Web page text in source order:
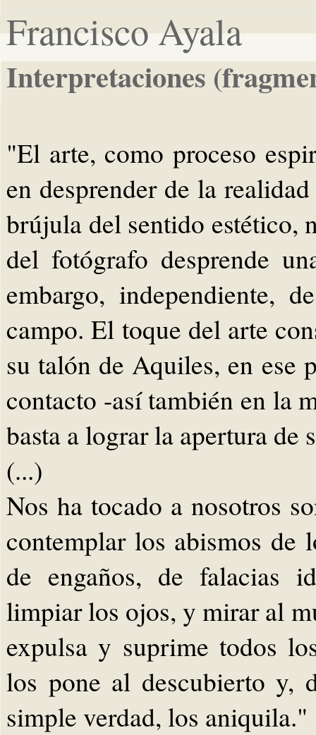
Francisco Ayala
Interpretaciones
"El arte, como proceso
en desprender de la
brújula del sentido estético,
del fotógrafo desprende
embargo, independiente,
campo. El toque del arte
su talón de Aquiles, en ese
contacto -así también en la
basta a lograr la apertura de
(...)
Nos ha tocado a nosotros
contemplar los abismos de
de engaños, de falacias
limpiar los ojos, y mirar al
expulsa y suprime todos
los pone al descubierto y,
simple verdad, los aniquila."